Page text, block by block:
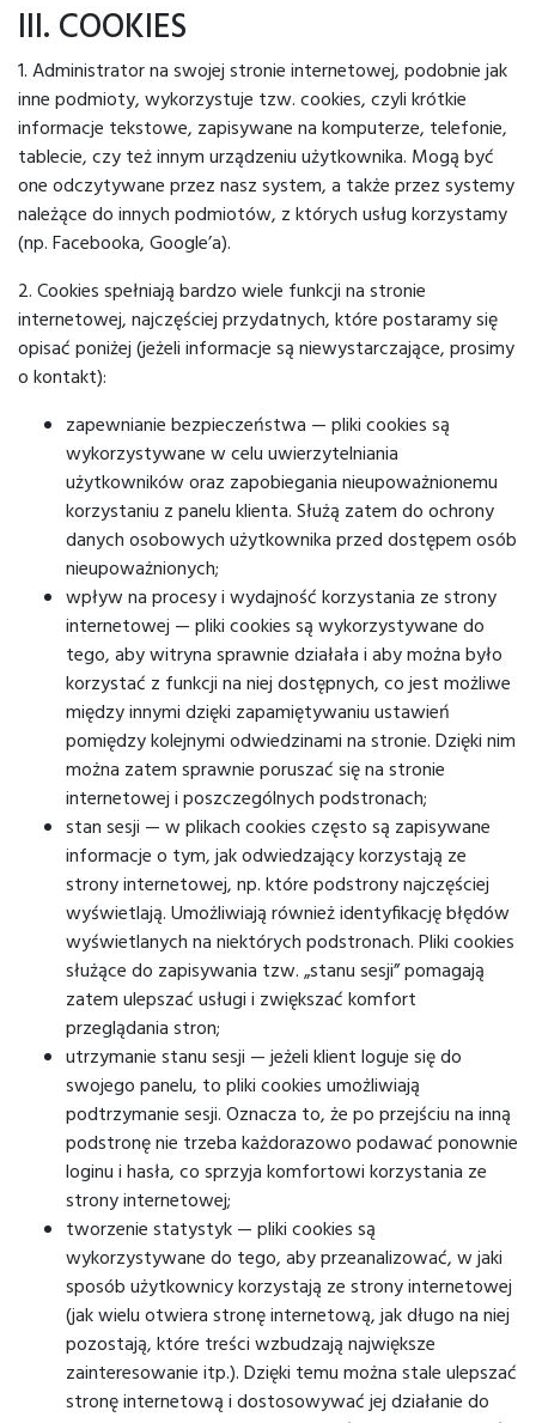
III. COOKIES
1. Administrator na swojej stronie internetowej, podobnie jak
inne podmioty, wykorzystuje tzw. cookies, czyli krótkie
informacje tekstowe, zapisywane na komputerze, telefonie,
tablecie, czy też innym urządzeniu użytkownika. Mogą być
one odczytywane przez nasz system, a także przez systemy
należące do innych podmiotów, z których usług korzystamy
(np. Facebooka, Google’a).
2. Cookies spełniają bardzo wiele funkcji na stronie
internetowej, najczęściej przydatnych, które postaramy się
opisać poniżej (jeżeli informacje są niewystarczające, prosimy
o kontakt):
zapewnianie bezpieczeństwa — pliki cookies są
wykorzystywane w celu uwierzytelniania
użytkowników oraz zapobiegania nieupoważnionemu
korzystaniu z panelu klienta. Służą zatem do ochrony
danych osobowych użytkownika przed dostępem osób
nieupoważnionych;
wpływ na procesy i wydajność korzystania ze strony
internetowej — pliki cookies są wykorzystywane do
tego, aby witryna sprawnie działała i aby można było
korzystać z funkcji na niej dostępnych, co jest możliwe
między innymi dzięki zapamiętywaniu ustawień
pomiędzy kolejnymi odwiedzinami na stronie. Dzięki nim
można zatem sprawnie poruszać się na stronie
internetowej i poszczególnych podstronach;
stan sesji — w plikach cookies często są zapisywane
informacje o tym, jak odwiedzający korzystają ze
strony internetowej, np. które podstrony najczęściej
wyświetlają. Umożliwiają również identyfikację błędów
wyświetlanych na niektórych podstronach. Pliki cookies
służące do zapisywania tzw. „stanu sesji” pomagają
zatem ulepszać usługi i zwiększać komfort
przeglądania stron;
utrzymanie stanu sesji — jeżeli klient loguje się do
swojego panelu, to pliki cookies umożliwiają
podtrzymanie sesji. Oznacza to, że po przejściu na inną
podstronę nie trzeba każdorazowo podawać ponownie
loginu i hasła, co sprzyja komfortowi korzystania ze
strony internetowej;
tworzenie statystyk — pliki cookies są
wykorzystywane do tego, aby przeanalizować, w jaki
sposób użytkownicy korzystają ze strony internetowej
(jak wielu otwiera stronę internetową, jak długo na niej
pozostają, które treści wzbudzają największe
zainteresowanie itp.). Dzięki temu można stale ulepszać
stronę internetową i dostosowywać jej działanie do